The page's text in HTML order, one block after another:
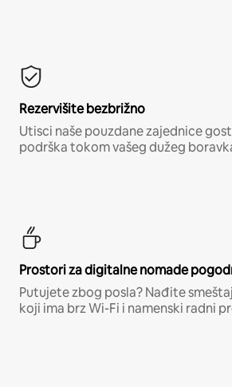
Rezervišite bezbrižno
Utisci naše pouzdane zajednice
podrška tokom vašeg dužeg
Prostori za digitalne nomade
Putujete zbog posla? Nađite
koji ima brz Wi-Fi i namenski radni